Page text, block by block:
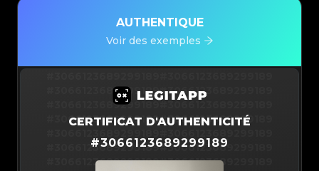
AUTHENTIQUE
Voir des exemples
#3066123689299189#3066123689299189
#3066123689299189#3066123689299189
#3066123689299189#3066123689299189
#3066123689299189#3066123689299189
#3066123689299189#3066123689299189
CERTIFICAT D'AUTHENTICITÉ
#3066123689299189